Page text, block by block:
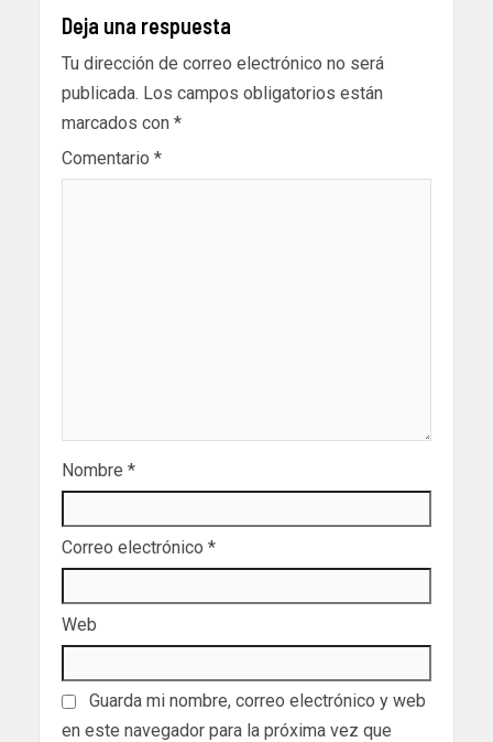
Deja una respuesta
Tu dirección de correo electrónico no será
publicada. Los campos obligatorios están
marcados con *
Comentario *
Nombre *
Correo electrónico *
Web
Guarda mi nombre, correo electrónico y web
en este navegador para la próxima vez que